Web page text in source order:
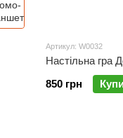
Артикул: W0032
Настільна гра
850 грн